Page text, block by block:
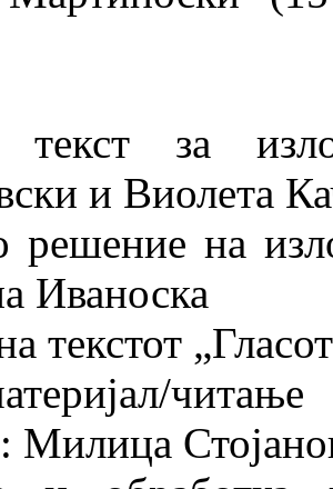
текст за
и Виолета
решение на
Иваноска
текстот
Милица